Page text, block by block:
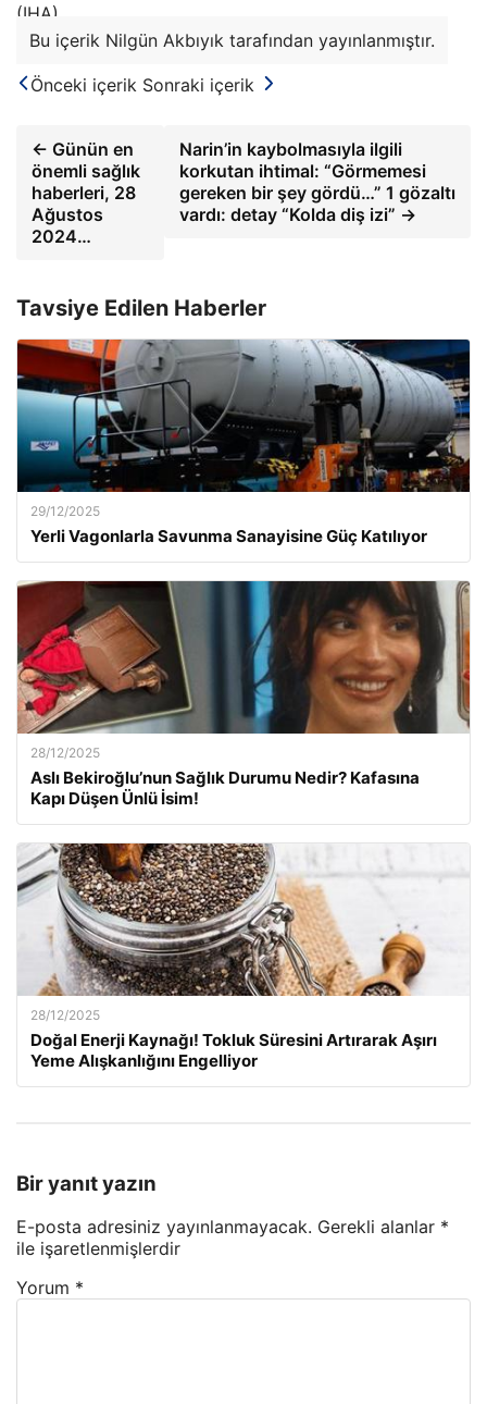
(IHA)
Bu içerik Nilgün Akbıyık tarafından yayınlanmıştır.
Önceki içerik Sonraki içerik
← Günün en
önemli sağlık
haberleri, 28
Ağustos
2024…
Narin’in kaybolmasıyla ilgili
korkutan ihtimal: “Görmemesi
gereken bir şey gördü…” 1 gözaltı
vardı: detay “Kolda diş izi” →
Tavsiye Edilen Haberler
29/12/2025
Yerli Vagonlarla Savunma Sanayisine Güç Katılıyor
28/12/2025
Aslı Bekiroğlu’nun Sağlık Durumu Nedir? Kafasına
Kapı Düşen Ünlü İsim!
28/12/2025
Doğal Enerji Kaynağı! Tokluk Süresini Artırarak Aşırı
Yeme Alışkanlığını Engelliyor
Bir yanıt yazın
E-posta adresiniz yayınlanmayacak. Gerekli alanlar *
ile işaretlenmişlerdir
Yorum *